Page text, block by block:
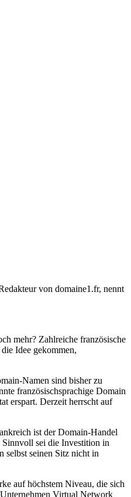
von domaine1.fr, nennt
mehr? Zahlreiche französische
Idee gekommen,
Namen sind bisher zu
französischsprachige Domain
erspart. Derzeit herrscht auf
ist der Domain-Handel
Sinnvoll sei die Investition in
selbst seinen Sitz nicht in
auf höchstem Niveau, die sich
Virtual Network